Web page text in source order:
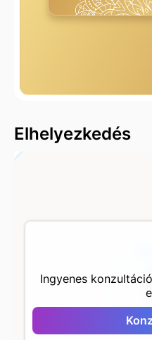
Elhelyezkedés
Ingyenes